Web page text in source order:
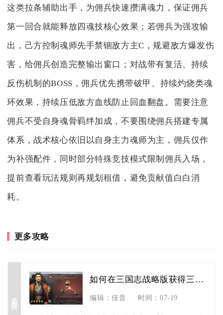
这类拉条辅助出手，为佣兵快速攒满魂力，保证佣兵
第一回合就能释放四魂技核心效果；若佣兵为强攻输
出，己方控制魂师先手禁锢敌方主C，规避敌方爆发伤
害，给佣兵创造完整输出窗口；对战带有复活、持续
反伤机制的BOSS，佣兵优先携带破甲、持续灼烧类魂
环效果，持续压低敌方血线防止回血翻盘。需要注意
佣兵不受自身魂骨羁绊加成，不要围绕佣兵搭建专属
体系，战术核心依旧以自身主力魂师为主，佣兵仅作
为补强配件，同时部分特殊竞技模式限制佣兵入场，
提前查看玩法规则再规划租借，避免贡献值白白消
耗。
更多攻略
查看详情
如何在三国志战略版获得三星武将
编辑：佳音 时间：07-19